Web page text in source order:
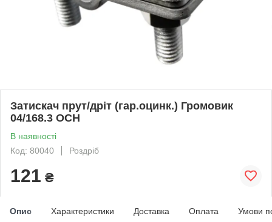
Затискач прут/дріт (гар.оцинк.) Громовик
04/168.3 OCH
В наявності
Код: 80040
Роздріб
121 ₴
Опис Характеристики Доставка Оплата Умови